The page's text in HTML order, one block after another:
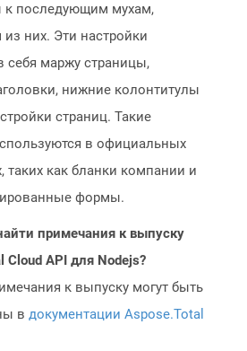
к последующим мухам,
них. Эти настройки
себя маржу страницы,
нижние колонтитулы
страниц. Такие
в официальных
таких как бланки компании и
формы.
примечания к выпуску
Cloud API для Nodejs?
к выпуску могут быть
в документации Aspose.Total